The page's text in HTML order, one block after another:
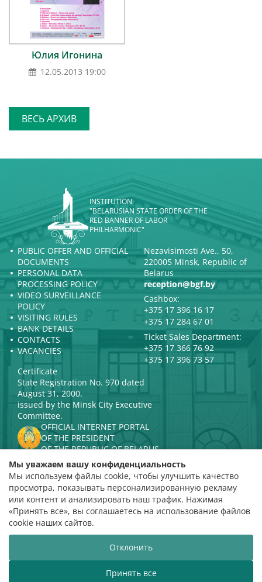
Юлия Игонина
12.05.2013 19:00
ВЕСЬ АРХИВ
INSTITUTION
"BELARUSIAN STATE ORDER OF THE
RED BANNER OF LABOR
PHILHARMONIC"
PUBLIC OFFER AND OFFICIAL
DOCUMENTS
PERSONAL DATA
PROCESSING POLICY
VIDEO SURVEILLANCE
POLICY
VISITING RULES
BANK DETAILS
CONTACTS
VACANCIES
Nezavisimosti Ave., 50,
220005 Minsk, Republic of
Belarus
reception@bgf.by
Cashbox:
+375 17 396 16 17
+375 17 284 67 01
Ticket Sales Department:
+375 17 366 76 92
+375 17 396 73 57
Certificate
State Registration No. 970 dated
August 31, 2000.
issued by the Minsk City Executive
Committee.
OFFICIAL INTERNET PORTAL
OF THE PRESIDENT
OF THE REPUBLIC OF BELARUS
MINISTRY OF CULTURE OF THE
REPUBLIC OF BELARUS
PORTAL
RATING ASSESSMENT
Rating 4.9
based on 112 reviews
Website developmentВТОП3
Мы уважаем вашу конфиденциальность
Мы используем файлы cookie, чтобы улучшить качество
просмотра, показывать персонализированную рекламу
или контент и анализировать наш трафик. Нажимая
«Принять все», вы соглашаетесь на использование файлов
cookie наших сайтов.
Отклонить
Принять все